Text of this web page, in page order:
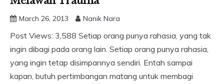
March 26, 2013 Nanik Nara
Post Views: 3,588 Setiap orang punya rahasia, yang tak
ingin dibagi pada orang lain. Setiap orang punya rahasia,
yang ingin tetap disimpannya sendiri. Entah sampai
kapan, butuh pertimbangan matang untuk membagi